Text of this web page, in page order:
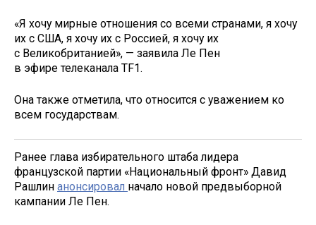
«Я хочу мирные отношения со всеми странами, я хочу
их с США, я хочу их с Россией, я хочу их
с Великобританией», — заявила Ле Пен
в эфире телеканала TF1.
Она также отметила, что относится с уважением ко
всем государствам.
Ранее глава избирательного штаба лидера
французской партии «Национальный фронт» Давид
Рашлин анонсировал начало новой предвыборной
кампании Ле Пен.